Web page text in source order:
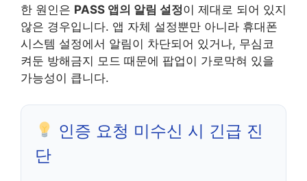
한 원인은 PASS 앱의 알림 설정이 제대로 되어 있지
않은 경우입니다. 앱 자체 설정뿐만 아니라 휴대폰
시스템 설정에서 알림이 차단되어 있거나, 무심코
켜둔 방해금지 모드 때문에 팝업이 가로막혀 있을
가능성이 큽니다.
인증 요청 미수신 시 긴급 진
단